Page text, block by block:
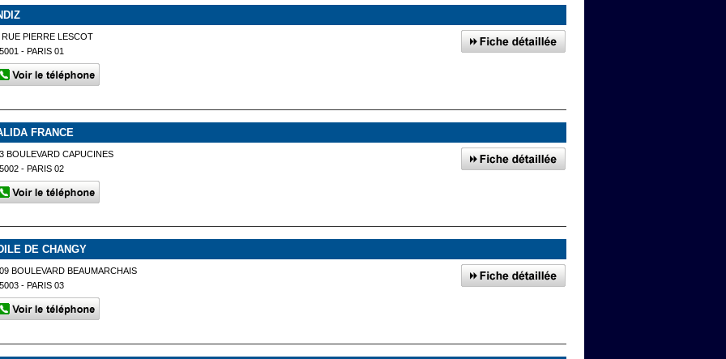
RUE PIERRE LESCOT
- PARIS 01
FRANCE
BOULEVARD CAPUCINES
- PARIS 02
DE CHANGY
BOULEVARD BEAUMARCHAIS
- PARIS 03